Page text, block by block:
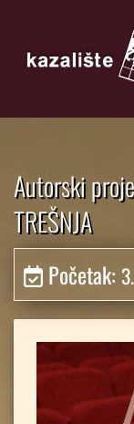
Autorski
TREŠNJA
Početak: